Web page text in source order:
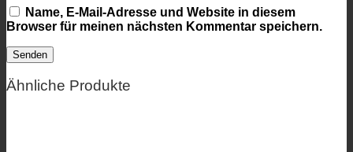
Name, E-Mail-Adresse und Website in diesem
Browser für meinen nächsten Kommentar speichern.
Ähnliche Produkte